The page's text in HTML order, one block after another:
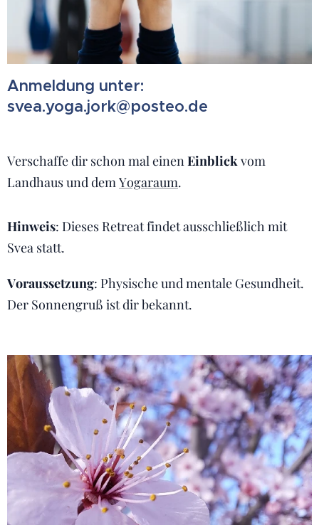
Anmeldung unter:
svea.yoga.jork@posteo.de
Verschaffe dir schon mal einenEinblickvom
Landhaus und demYogaraum.
Hinweis: Dieses Retreat findet ausschließlich mit
Svea statt.
Voraussetzung: Physische und mentale Gesundheit.
Der Sonnengruß ist dir bekannt.